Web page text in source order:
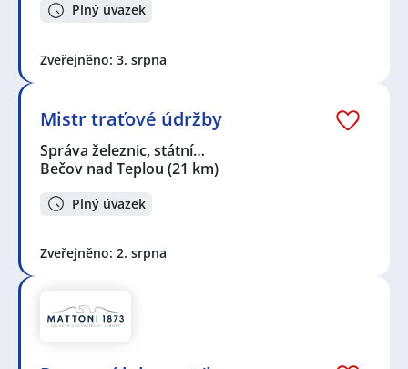
Plný úvazek
Zveřejněno: 3. srpna
Mistr traťové údržby
Správa železnic, státní…
Bečov nad Teplou (21 km)
Plný úvazek
Zveřejněno: 2. srpna